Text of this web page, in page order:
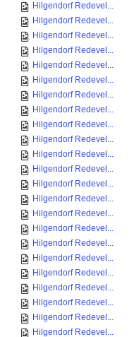
Hilgendorf Redevel...
Hilgendorf Redevel...
Hilgendorf Redevel...
Hilgendorf Redevel...
Hilgendorf Redevel...
Hilgendorf Redevel...
Hilgendorf Redevel...
Hilgendorf Redevel...
Hilgendorf Redevel...
Hilgendorf Redevel...
Hilgendorf Redevel...
Hilgendorf Redevel...
Hilgendorf Redevel...
Hilgendorf Redevel...
Hilgendorf Redevel...
Hilgendorf Redevel...
Hilgendorf Redevel...
Hilgendorf Redevel...
Hilgendorf Redevel...
Hilgendorf Redevel...
Hilgendorf Redevel...
Hilgendorf Redevel...
Hilgendorf Redevel...